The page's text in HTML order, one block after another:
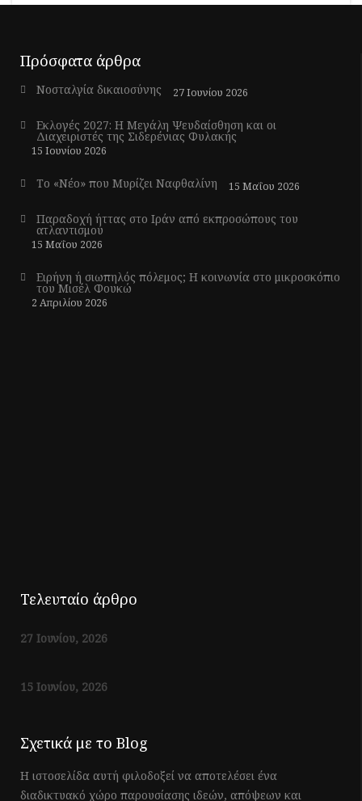
Πρόσφατα άρθρα
Νοσταλγία δικαιοσύνης 27 Ιουνίου 2026
Εκλογές 2027: Η Μεγάλη Ψευδαίσθηση και οι
Διαχειριστές της Σιδερένιας Φυλακής
15 Ιουνίου 2026
Το «Νέο» που Μυρίζει Ναφθαλίνη 15 Μαΐου 2026
Παραδοχή ήττας στο Ιράν από εκπροσώπους του
ατλαντισμού
15 Μαΐου 2026
Ειρήνη ή σιωπηλός πόλεμος; Η κοινωνία στο μικροσκόπιο
του Μισέλ Φουκώ
2 Απριλίου 2026
Τελευταίο άρθρο
27 Ιουνίου, 2026
15 Ιουνίου, 2026
Σχετικά με το Blog
Η ιστοσελίδα αυτή φιλοδοξεί να αποτελέσει ένα
διαδικτυακό χώρο παρουσίασης ιδεών, απόψεων και